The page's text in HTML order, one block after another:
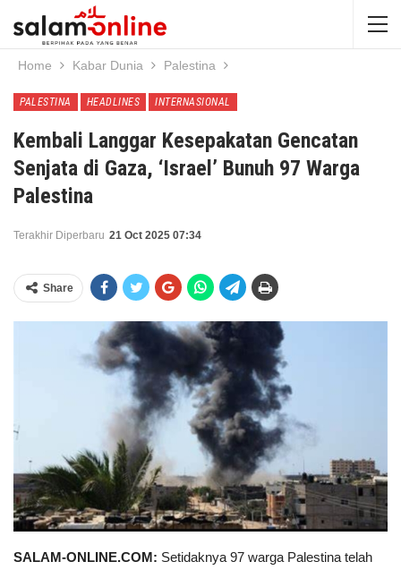
Home Kabar Dunia Palestina
PALESTINA HEADLINES INTERNASIONAL
Kembali Langgar Kesepakatan Gencatan
Senjata di Gaza, ‘Israel’ Bunuh 97 Warga
Palestina
Terakhir Diperbaru 21 Oct 2025 07:34
Share
SALAM-ONLINE.COM: Setidaknya 97 warga Palestina telah